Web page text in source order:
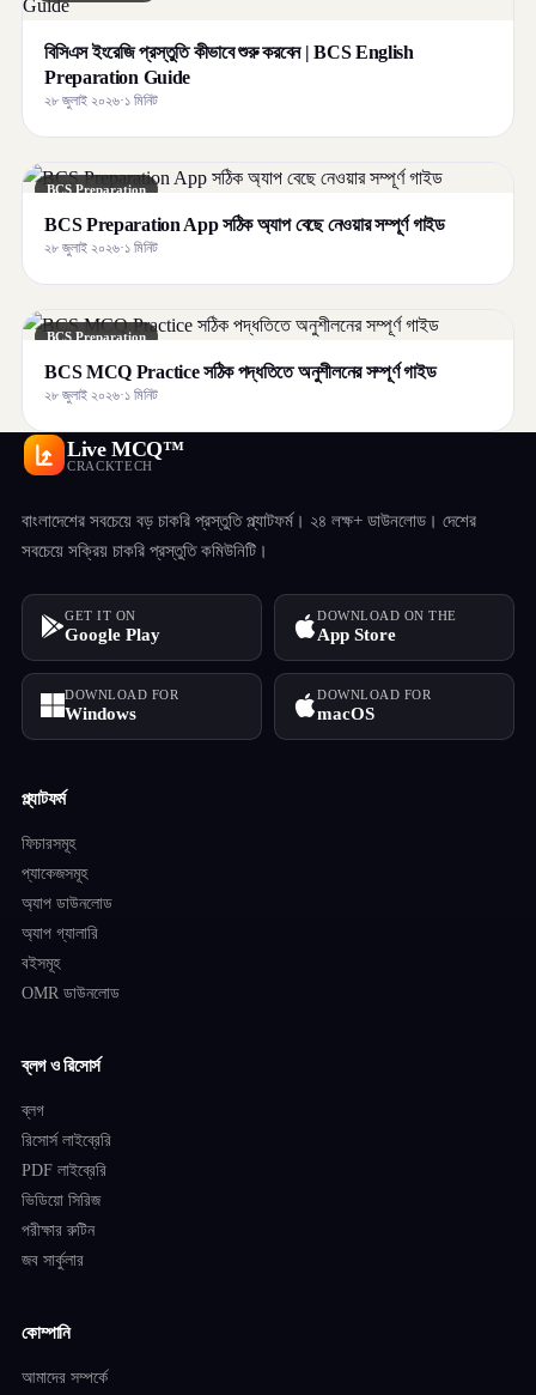
বিসিএস ইংরেজি প্রস্তুতি কীভাবে শুরু করবেন | BCS English
Preparation Guide
২৮ জুলাই ২০২৬·১ মিনিট
BCS Preparation
BCS Preparation App সঠিক অ্যাপ বেছে নেওয়ার সম্পূর্ণ গাইড
২৮ জুলাই ২০২৬·১ মিনিট
BCS Preparation
BCS MCQ Practice সঠিক পদ্ধতিতে অনুশীলনের সম্পূর্ণ গাইড
২৮ জুলাই ২০২৬·১ মিনিট
Live MCQ™
CRACKTECH
বাংলাদেশের সবচেয়ে বড় চাকরি প্রস্তুতি প্ল্যাটফর্ম। ২৪ লক্ষ+ ডাউনলোড। দেশের
সবচেয়ে সক্রিয় চাকরি প্রস্তুতি কমিউনিটি।
GET IT ON
Google Play
DOWNLOAD ON THE
App Store
DOWNLOAD FOR
Windows
DOWNLOAD FOR
macOS
প্ল্যাটফর্ম
ফিচারসমূহ
প্যাকেজসমূহ
অ্যাপ ডাউনলোড
অ্যাপ গ্যালারি
বইসমূহ
OMR ডাউনলোড
ব্লগ ও রিসোর্স
ব্লগ
রিসোর্স লাইব্রেরি
PDF লাইব্রেরি
ভিডিয়ো সিরিজ
পরীক্ষার রুটিন
জব সার্কুলার
কোম্পানি
আমাদের সম্পর্কে